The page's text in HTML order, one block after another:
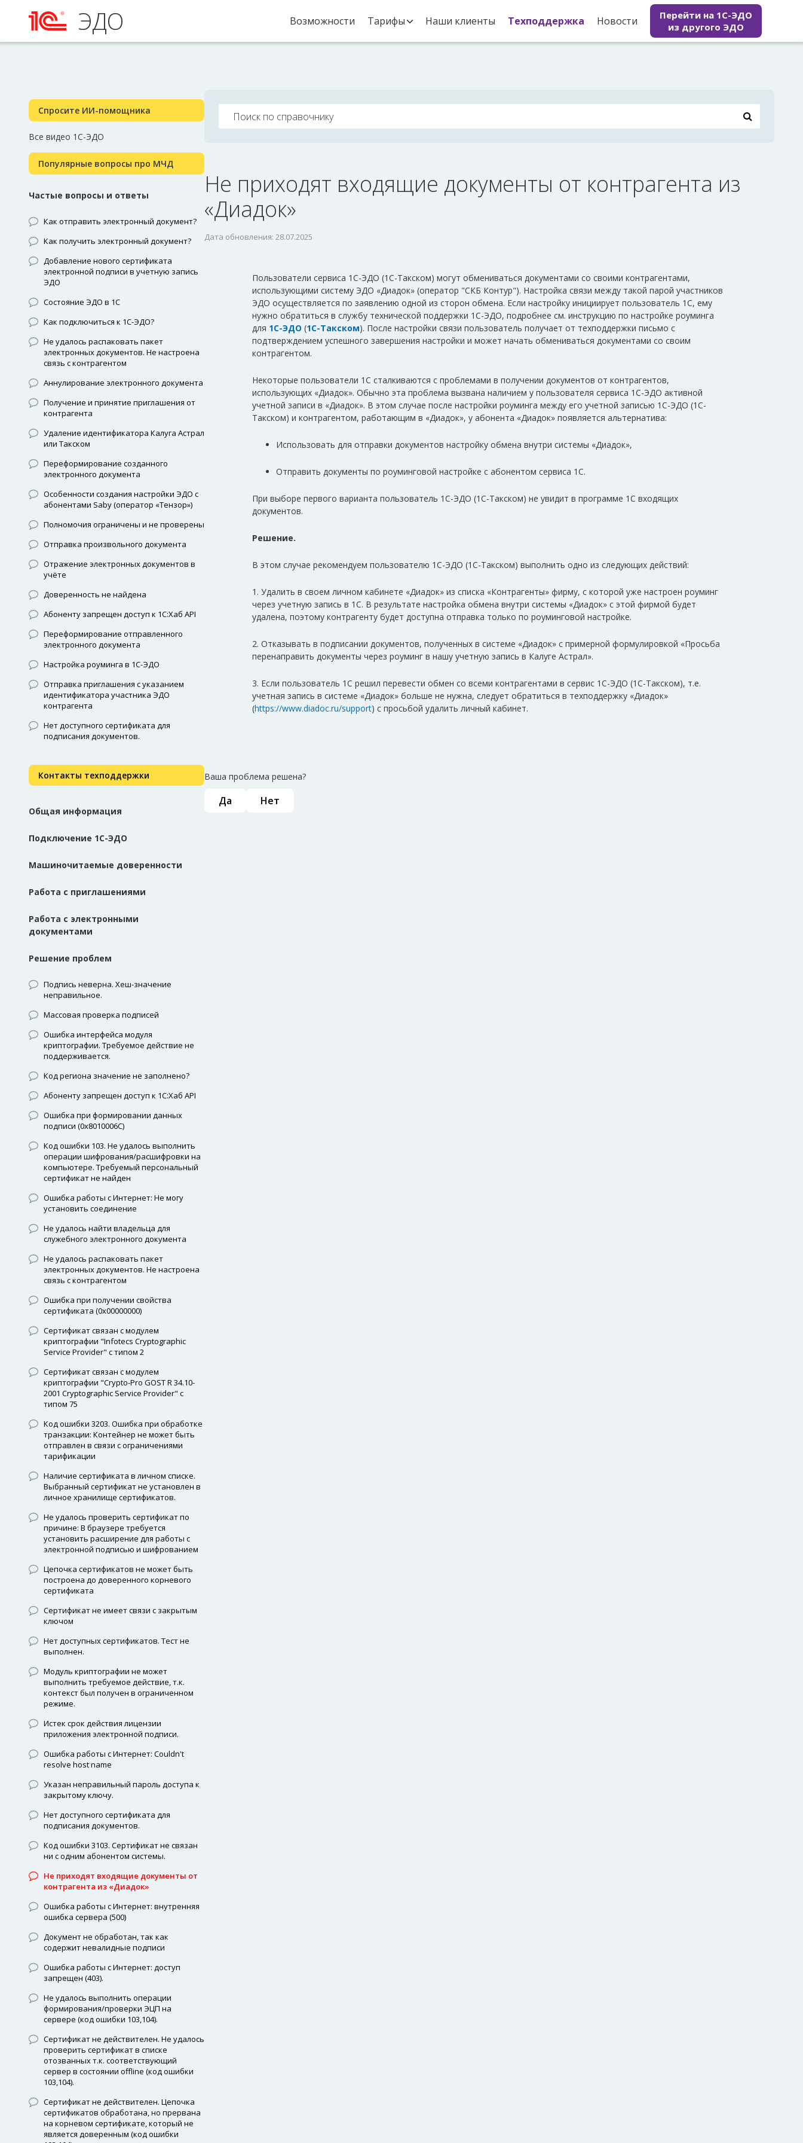
ЭДО Возможности Тарифы Наши клиенты Техподдержка Новости
Перейти на 1С-ЭДО
из другого ЭДО
Спросите ИИ-помощника
Все видео 1С-ЭДО
Популярные вопросы про МЧД
Частые вопросы и ответы
Как отправить электронный документ?
Как получить электронный документ?
Добавление нового сертификата
электронной подписи в учетную запись
ЭДО
Состояние ЭДО в 1С
Как подключиться к 1С-ЭДО?
Не удалось распаковать пакет
электронных документов. Не настроена
связь с контрагентом
Аннулирование электронного документа
Получение и принятие приглашения от
контрагента
Удаление идентификатора Калуга Астрал
или Такском
Переформирование созданного
электронного документа
Особенности создания настройки ЭДО с
абонентами Saby (оператор «Тензор»)
Полномочия ограничены и не проверены
Отправка произвольного документа
Отражение электронных документов в
учёте
Доверенность не найдена
Абоненту запрещен доступ к 1С:Хаб API
Переформирование отправленного
электронного документа
Настройка роуминга в 1С-ЭДО
Отправка приглашения с указанием
идентификатора участника ЭДО
контрагента
Нет доступного сертификата для
подписания документов.
Контакты техподдержки
Общая информация
Подключение 1С-ЭДО
Машиночитаемые доверенности
Работа с приглашениями
Работа с электронными
документами
Решение проблем
Подпись неверна. Хеш-значение
неправильное.
Массовая проверка подписей
Ошибка интерфейса модуля
криптографии. Требуемое действие не
поддерживается.
Код региона значение не заполнено?
Абоненту запрещен доступ к 1С:Хаб API
Ошибка при формировании данных
подписи (0x8010006C)
Код ошибки 103. Не удалось выполнить
операции шифрования/расшифровки на
компьютере. Требуемый персональный
сертификат не найден
Ошибка работы с Интернет: Не могу
установить соединение
Не удалось найти владельца для
служебного электронного документа
Не удалось распаковать пакет
электронных документов. Не настроена
связь с контрагентом
Ошибка при получении свойства
сертификата (0x00000000)
Сертификат связан с модулем
криптографии "Infotecs Cryptographic
Service Provider" с типом 2
Сертификат связан с модулем
криптографии "Crypto-Pro GOST R 34.10-
2001 Cryptographic Service Provider" с
типом 75
Код ошибки 3203. Ошибка при обработке
транзакции: Контейнер не может быть
отправлен в связи с ограничениями
тарификации
Наличие сертификата в личном списке.
Выбранный сертификат не установлен в
личное хранилище сертификатов.
Не удалось проверить сертификат по
причине: В браузере требуется
установить расширение для работы с
электронной подписью и шифрованием
Цепочка сертификатов не может быть
построена до доверенного корневого
сертификата
Сертификат не имеет связи с закрытым
ключом
Нет доступных сертификатов. Тест не
выполнен.
Модуль криптографии не может
выполнить требуемое действие, т.к.
контекст был получен в ограниченном
режиме.
Истек срок действия лицензии
приложения электронной подписи.
Ошибка работы с Интернет: Couldn't
resolve host name
Указан неправильный пароль доступа к
закрытому ключу.
Нет доступного сертификата для
подписания документов.
Код ошибки 3103. Сертификат не связан
ни с одним абонентом системы.
Не приходят входящие документы от
контрагента из «Диадок»
Ошибка работы с Интернет: внутренняя
ошибка сервера (500)
Документ не обработан, так как
содержит невалидные подписи
Ошибка работы с Интернет: доступ
запрещен (403).
Не удалось выполнить операции
формирования/проверки ЭЦП на
сервере (код ошибки 103,104).
Сертификат не действителен. Не удалось
проверить сертификат в списке
отозванных т.к. соответствующий
сервер в состоянии offline (код ошибки
103,104).
Сертификат не действителен. Цепочка
сертификатов обработана, но прервана
на корневом сертификате, который не
является доверенным (код ошибки
Не приходят входящие документы от контрагента из
«Диадок»
Дата обновления: 28.07.2025
Пользователи сервиса 1С-ЭДО (1С-Такском) могут обмениваться документами со своими контрагентами,
использующими систему ЭДО «Диадок» (оператор "СКБ Контур"). Настройка связи между такой парой участников
ЭДО осуществляется по заявлению одной из сторон обмена. Если настройку инициирует пользователь 1С, ему
нужно обратиться в службу технической поддержки 1С-ЭДО, подробнее см. инструкцию по настройке роуминга
для 1С-ЭДО (1С-Такском). После настройки связи пользователь получает от техподдержки письмо с
подтверждением успешного завершения настройки и может начать обмениваться документами со своим
контрагентом.
Некоторые пользователи 1С сталкиваются с проблемами в получении документов от контрагентов,
использующих «Диадок». Обычно эта проблема вызвана наличием у пользователя сервиса 1С-ЭДО активной
учетной записи в «Диадок». В этом случае после настройки роуминга между его учетной записью 1С-ЭДО (1С-
Такском) и контрагентом, работающим в «Диадок», у абонента «Диадок» появляется альтернатива:
Использовать для отправки документов настройку обмена внутри системы «Диадок»,
Отправить документы по роуминговой настройке с абонентом сервиса 1С.
При выборе первого варианта пользователь 1С-ЭДО (1С-Такском) не увидит в программе 1С входящих
документов.
Решение.
В этом случае рекомендуем пользователю 1С-ЭДО (1С-Такском) выполнить одно из следующих действий:
1. Удалить в своем личном кабинете «Диадок» из списка «Контрагенты» фирму, с которой уже настроен роуминг
через учетную запись в 1С. В результате настройка обмена внутри системы «Диадок» с этой фирмой будет
удалена, поэтому контрагенту будет доступна отправка только по роуминговой настройке.
2. Отказывать в подписании документов, полученных в системе «Диадок» с примерной формулировкой «Просьба
перенаправить документы через роуминг в нашу учетную запись в Калуге Астрал».
3. Если пользователь 1С решил перевести обмен со всеми контрагентами в сервис 1С-ЭДО (1С-Такском), т.е.
учетная запись в системе «Диадок» больше не нужна, следует обратиться в техподдержку «Диадок»
(https://www.diadoc.ru/support) с просьбой удалить личный кабинет.
Ваша проблема решена?
Да Нет